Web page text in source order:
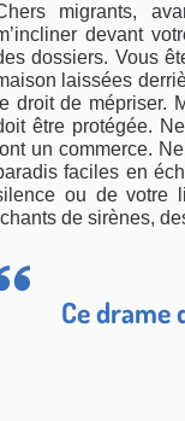
migrants,
devant
dossiers. Vous
laissées
droit de mépriser.
être protégée.
un commerce.
faciles en
ou de votre
de sirènes,
Ce drame